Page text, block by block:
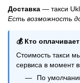
Купить набор
Фольгированные
Шарики в коробке
Хлопушка
Шарики на выписку
Доставка — такси
Есть возможность
💰 Кто
Стоимость такси
сервиса в момент
По